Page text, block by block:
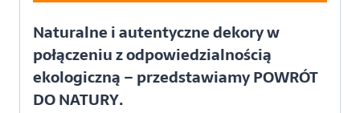
Naturalne i autentyczne dekory w
połączeniu z odpowiedzialnością
ekologiczną – przedstawiamy POWRÓT
DO NATURY.